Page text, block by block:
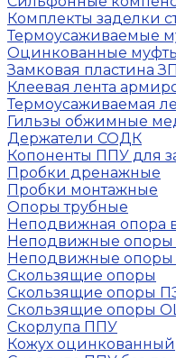
Комплекты заделки
Термоусаживаемые
Оцинкованные
Замковая пластина
Клеевая лента
Термоусаживаемая
Гильзы обжимные
Держатели СОДК
Копоненты ППУ для
Пробки дренажные
Пробки монтажные
Опоры трубные
Неподвижная опора
Неподвижные
Неподвижные
Скользящие опоры
Скользящие опоры
Скользящие опоры
Скорлупа ППУ
Кожух оцинкованный